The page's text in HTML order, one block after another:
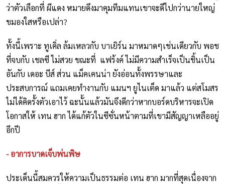
ว่าตัวเลือกที่ ผีแดง หมายดึงมาคุมทีมแทนเขาจะดีไปกว่านายใหญ่
ขมองใสหรือเปล่า?
ทั้งนี้เพราะ ทูเคิ่ล ล้มเหลวกับ บาเยิร์น มาหมาดๆเช่นเดียวกับ พอช
ที่จบกับ เชลซี ไม่สวย ขณะที่ แฟร้งค์ ไม่มีความสำเร็จเป็นชิ้นเป็น
อันกับ เดอะ บีส์ ส่วน แม็คเคนน่า ยังอ่อนทั้งพรรษาและ
ประสบการณ์ แถมเคยทำงานกับ แมนฯ ยูไนเต็ด มาแล้ว แต่สโมสร
ไม่ได้คิดรั้งตัวเอาไว้ ฉะนั้นแล้วมันจึงดีกว่าหากบอร์ดบริหารจะเปิด
โอกาสให้ เทน ฮาก ได้แก้ตัวในซีซั่นหน้าตามที่เขามีสัญญาเหลืออยู่
อีกปี
- อาการบาดเจ็บพ่นพิษ
ประเด็นนี้สมควรให้ความเป็นธรรมต่อ เทน ฮาก มากที่สุดเนื่องจาก